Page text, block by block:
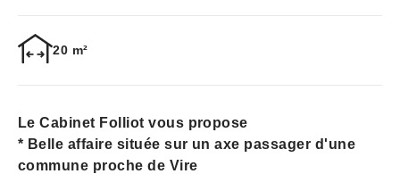
20 m²
Le Cabinet Folliot vous propose
* Belle affaire située sur un axe passager d'une
commune proche de Vire